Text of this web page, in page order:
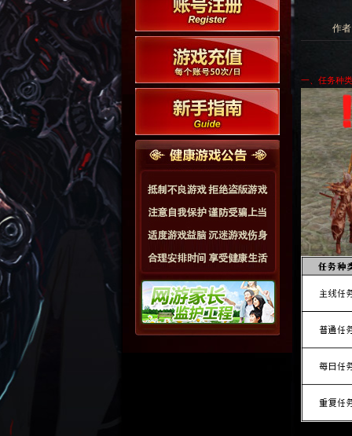
作
一、任务种类